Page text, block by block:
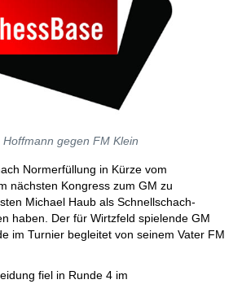
Hoffmann gegen FM Klein
Normerfüllung in Kürze vom
nächsten Kongress zum GM zu
Michael Haub als Schnellschach-
haben. Der für Wirtzfeld spielende GM
im Turnier begleitet von seinem Vater FM
fiel in Runde 4 im